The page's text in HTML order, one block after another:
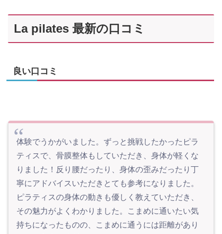
La pilates 最新の口コミ
良い口コミ
体験でうかがいました。ずっと挑戦したかったピラ
ティスで、骨膜整体もしていただき、身体が軽くな
りました！反り腰だったり、身体の歪みだったり丁
寧にアドバイスいただきとても参考になりました。
ピラティスの身体の動きも優しく教えていただき、
その魅力がよくわかりました。こまめに通いたい気
持ちになったものの、こまめに通うには距離があり